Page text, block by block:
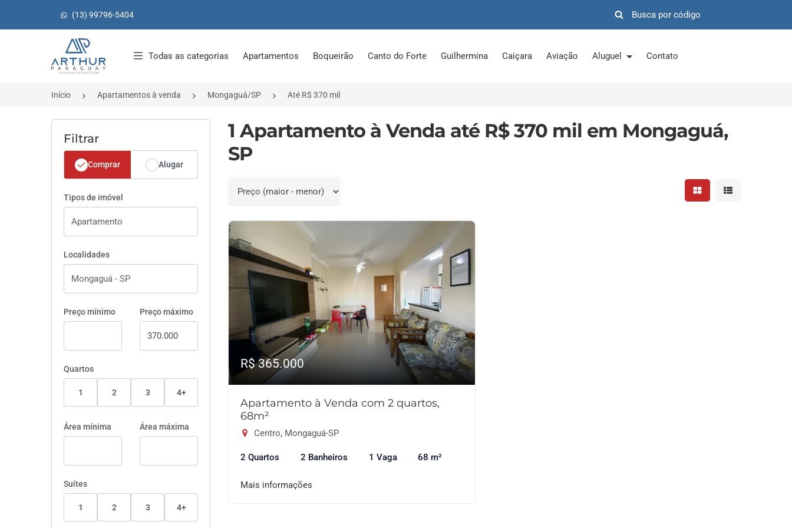
(13) 99796-5404
Página inicial
Todas as categorias Apartamentos Boqueirão Canto do Forte Guilhermina Caiçara Aviação Aluguel Contato
Início Apartamentos à venda Mongaguá/SP Até R$ 370 mil
Filtrar
Comprar Alugar
Tipos de imóvel
Localidades
Preço mínimo Preço máximo
Quartos
1 2 3 4+
Área mínima Área máxima
Suítes
1 2 3 4+
1 Apartamento à Venda até R$ 370 mil em Mongaguá,
SP
Ordenar por Mostrar resultados em
Mostrar
R$ 365.000
Apartamento à Venda com 2 quartos,
68m²
Centro, Mongaguá-SP
2 Quartos 2 Banheiros 1 Vaga 68 m²
Mais informações